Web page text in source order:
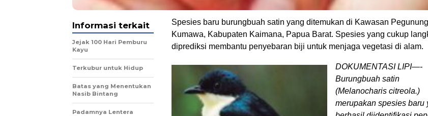
Spesies baru burungbuah satin yang ditemukan di Kawasan
Kumawa, Kabupaten Kaimana, Papua Barat. Spesies yang cukup
diprediksi membantu penyebaran biji untuk menjaga vegetasi di alam.
DOKUMENTASI LIPI—-
Burungbuah satin
(Melanocharis citreola.)
merupakan spesies baru
Informasi terkait
Jejak 100 Hari Pemburu
Kayu
Terkubur untuk Hidup
Batas yang Menentukan
Nasib Bintang
Padamnya Lentera